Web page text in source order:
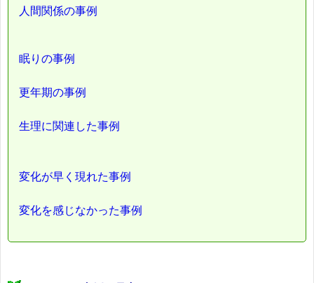
人間関係の事例
眠りの事例
更年期の事例
生理に関連した事例
変化が早く現れた事例
変化を感じなかった事例